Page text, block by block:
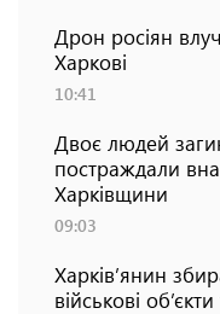
Дрон росіян
Харкові
10:41
Двоє людей
постраждали
Харківщини
09:03
Харків’янин
військові